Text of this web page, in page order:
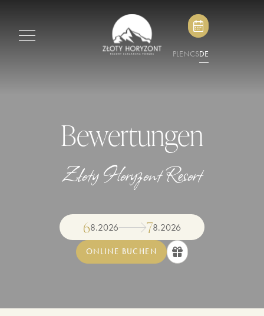
PLENCSDE
Bewertungen
Złoty Horyzont Resort
68.2026 78.2026
ONLINE BUCHEN